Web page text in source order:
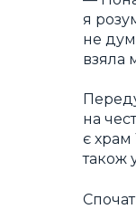
я
не
взяла
на
є храм
також